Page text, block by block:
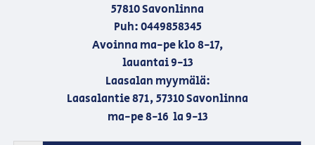
57810 Savonlinna
Puh: 0449858345
Avoinna ma-pe klo 8-17,
lauantai 9-13
Laasalan myymälä:
Laasalantie 871, 57310 Savonlinna
ma-pe 8-16 la 9-13